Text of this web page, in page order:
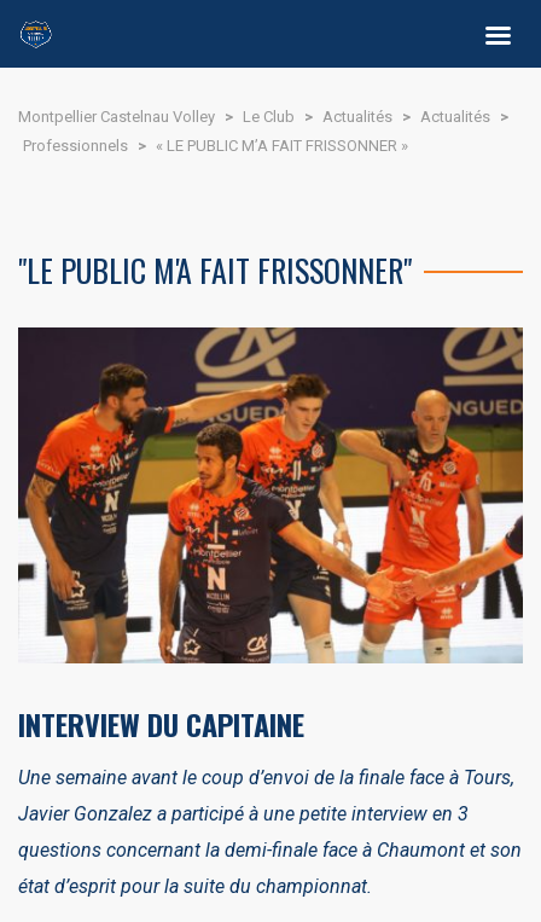
Montpellier Castelnau Volley > Le Club > Actualités > Actualités >
Professionnels > « LE PUBLIC M’A FAIT FRISSONNER »
"LE PUBLIC M'A FAIT FRISSONNER"
INTERVIEW DU CAPITAINE
Une semaine avant le coup d’envoi de la finale face à Tours,
Javier Gonzalez a participé à une petite interview en 3
questions concernant la demi-finale face à Chaumont et son
état d’esprit pour la suite du championnat.